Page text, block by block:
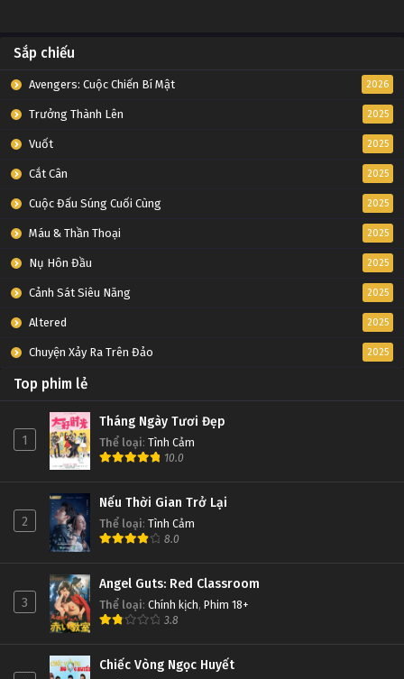
Sắp chiếu
Avengers: Cuộc Chiến Bí Mật 2026
Trưởng Thành Lên 2025
Vuốt 2025
Cắt Cân 2025
Cuộc Đấu Súng Cuối Cùng 2025
Máu & Thần Thoại 2025
Nụ Hôn Đầu 2025
Cảnh Sát Siêu Năng 2025
Altered 2025
Chuyện Xảy Ra Trên Đảo 2025
Top phim lẻ
1
Tháng Ngày Tươi Đẹp
Thể loại: Tình Cảm
10.0
2
Nếu Thời Gian Trở Lại
Thể loại: Tình Cảm
8.0
3
Angel Guts: Red Classroom
Thể loại: Chính kịch, Phim 18+
3.8
Chiếc Vòng Ngọc Huyết